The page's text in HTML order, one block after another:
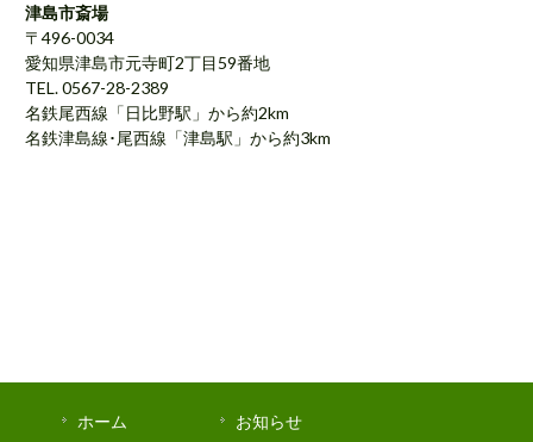
津島市斎場
〒496-0034
愛知県津島市元寺町2丁目59番地
TEL. 0567-28-2389
名鉄尾西線「日比野駅」から約2km
名鉄津島線･尾西線「津島駅」から約3km
ホーム お知らせ